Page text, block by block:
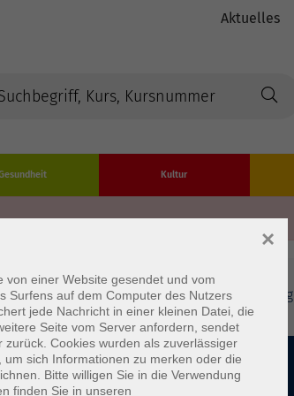
Aktuelles
Kultur
AGB/Widerrufsbelehrung
einer Website gesendet und vom
Surfens auf dem Computer des Nutzers
jede Nachricht in einer kleinen Datei, die
Seite vom Server anfordern, sendet
Cookies wurden als zuverlässiger
sich Informationen zu merken oder die
Bitte willigen Sie in die Verwendung
finden Sie in unseren
×